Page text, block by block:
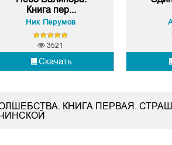
Книга пер...
Ник Перумов
Скачать
3521
КНИГА ПЕРВАЯ.